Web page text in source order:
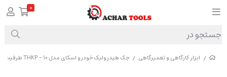
/ ابزار کارگاهی و تعمیرگاهی / جک هیدرولیک خودرو اسکای مدل THKP - 10 ظرفیت 10 تن
0